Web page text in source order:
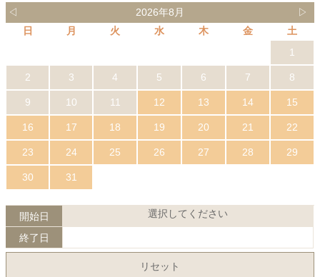
◁
2026年8月
▷
日
月 火 水 木 金
土
1
2 3 4 5 6 7 8
9 10 11 12 13 14 15
16 17 18 19 20 21 22
23 24 25 26 27 28 29
30 31
開始日 選択してください
終了日
リセット